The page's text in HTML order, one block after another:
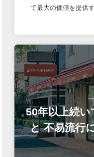
て最大の価値を提供
50年以上続
と不易流行